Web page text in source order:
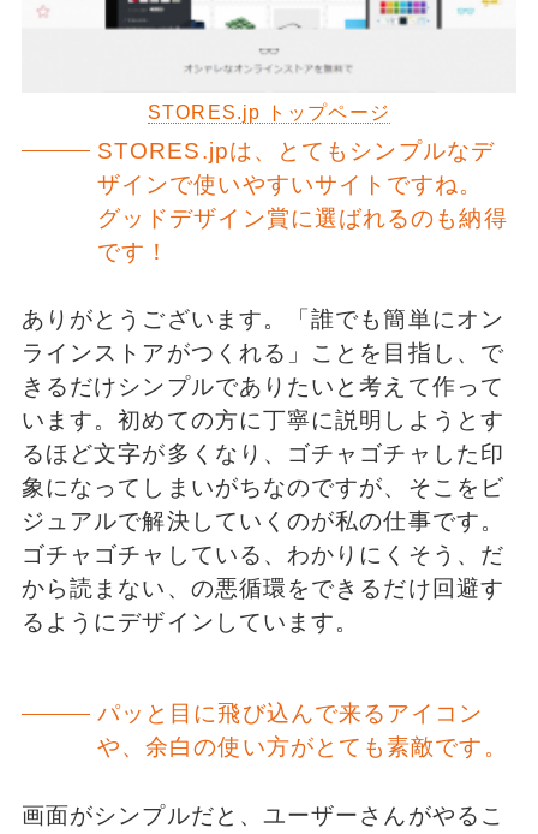
STORES.jp トップページ
STORES.jpは、とてもシンプルなデ
ザインで使いやすいサイトですね。
グッドデザイン賞に選ばれるのも納得
です！
ありがとうございます。「誰でも簡単にオン
ラインストアがつくれる」ことを目指し、で
きるだけシンプルでありたいと考えて作って
います。初めての方に丁寧に説明しようとす
るほど文字が多くなり、ゴチャゴチャした印
象になってしまいがちなのですが、そこをビ
ジュアルで解決していくのが私の仕事です。
ゴチャゴチャしている、わかりにくそう、だ
から読まない、の悪循環をできるだけ回避す
るようにデザインしています。
パッと目に飛び込んで来るアイコン
や、余白の使い方がとても素敵です。
画面がシンプルだと、ユーザーさんがやるこ